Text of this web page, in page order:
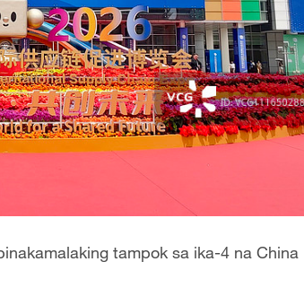
tampok sa ika-4 na China